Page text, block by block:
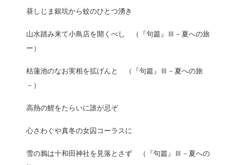
昼しじま銀坑から蚊のひとつ湧き
山水踏み来て小鳥店を開くべし （『句篇』Ⅲ－夏への旅
ー）
枯蓮池のなお実相を拡げんと （『句篇』Ⅲ－夏への旅
－）
高熱の鯉をたらいに誰が忌ぞ
心さわぐや真冬の女囚コーラスに
雪の鴉は十和田神社を見落とさず （『句篇』Ⅲ－夏への